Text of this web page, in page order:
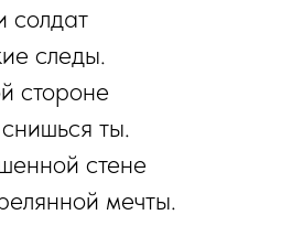
солдат
следы.
стороне
ты.
стене
мечты.